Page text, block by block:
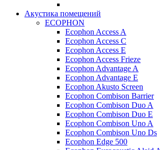
Акустика помещений
ECOPHON
Ecophon Access A
Ecophon Access C
Ecophon Access E
Ecophon Access Frieze
Ecophon Advantage A
Ecophon Advantage E
Ecophon Akusto Screen
Ecophon Combison Barrier
Ecophon Combison Duo A
Ecophon Combison Duo E
Ecophon Combison Uno A
Ecophon Combison Uno Ds
Ecophon Edge 500